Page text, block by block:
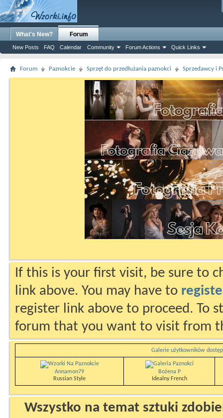
What's New? Forum
New Posts FAQ Calendar Community Forum Actions Quick Links
Forum Paznokcie Sprzęt do przedłużania paznokci Sprzedawcy i
If this is your first visit, be sure to
link above. You may have to
register link above to proceed. To
forum that you want to visit from
Galerie użytkowników
Annamon79
Russian Style
Bożena P
Idealny French
Wszystko na temat sztuki